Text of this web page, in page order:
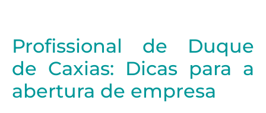
Profissional de Duque
de Caxias: Dicas para a
abertura de empresa